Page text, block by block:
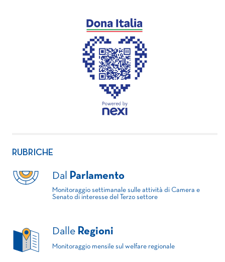
RUBRICHE
Dal Parlamento
Monitoraggio settimanale sulle attività di Camera e
Senato di interesse del Terzo settore
Dalle Regioni
Monitoraggio mensile sul welfare regionale